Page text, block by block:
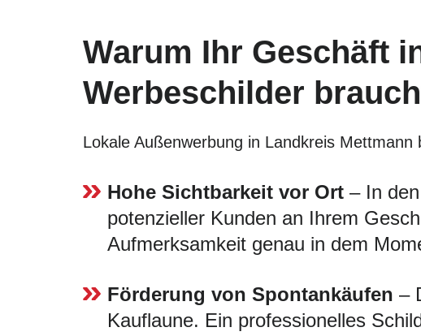
Warum Ihr Geschäft
Werbeschilder
Lokale Außenwerbung in Landkreis
Hohe Sichtbarkeit vor Ort – In
potenzieller Kunden an Ihrem
Aufmerksamkeit genau in dem
Förderung von Spontankäufen –
Kauflaune. Ein professionelles